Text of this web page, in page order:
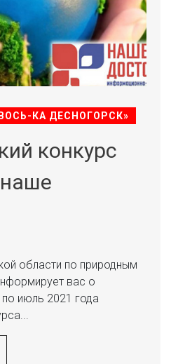
КА ДЕСНОГОРСК»
конкурс
области по природным
вас о
июль 2021 года